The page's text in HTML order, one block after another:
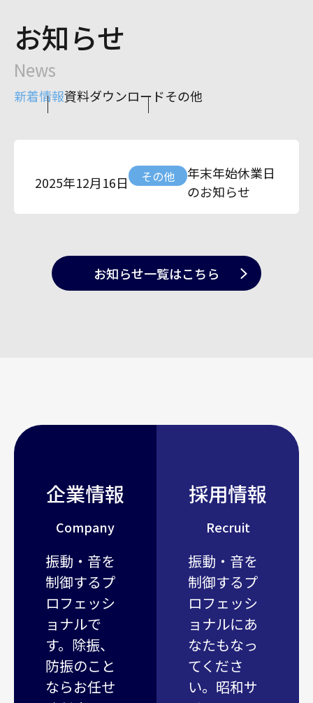
お知らせ
News
新着情報資料ダウンロードその他
2025年12月16日 その他
年末年始休業日
のお知らせ
お知らせ一覧はこちら
企業情報
Company
振動・音を
制御するプ
ロフェッシ
ョナルで
す。除振、
防振のこと
ならお任せ
採用情報
Recruit
振動・音を
制御するプ
ロフェッシ
ョナルにあ
なたもなっ
てくださ
い。昭和サ